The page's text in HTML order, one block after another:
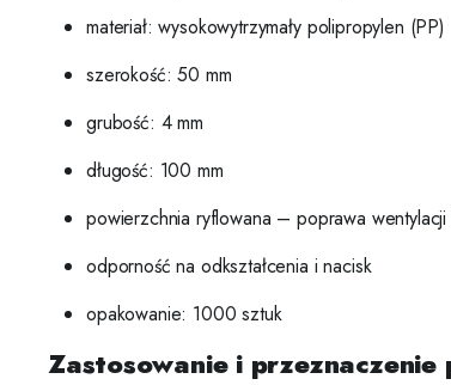
materiał: wysokowytrzymały polipropylen (PP)
szerokość: 50 mm
grubość: 4 mm
długość: 100 mm
powierzchnia ryflowana – poprawa
odporność na odkształcenia i nacisk
opakowanie: 1000 sztuk
Zastosowanie i